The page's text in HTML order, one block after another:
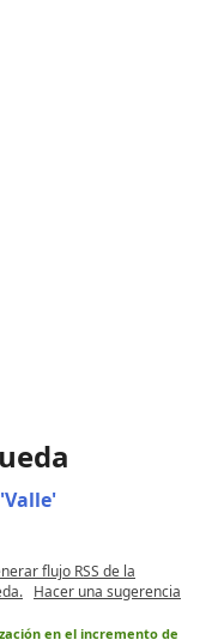
'Valle'
flujo RSS de la
Hacer una sugerencia
en el incremento de